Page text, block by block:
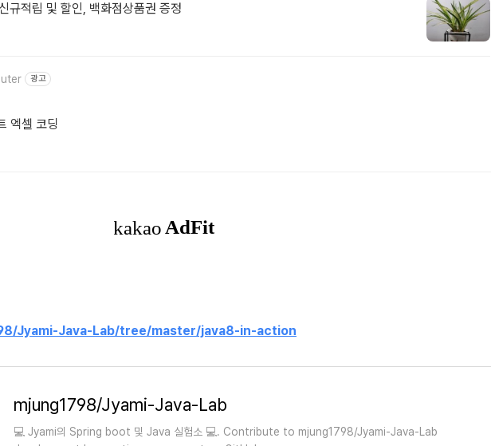
규적립 및 할인, 백화점상품권 증정
광고
엑셀 코딩
Jyami-Java-Lab/tree/master/java8-in-action
mjung1798/Jyami-Java-Lab
💻 Jyami의 Spring boot 및 Java 실험소 💻. Contribute to mjung1798/Jyami-Java-Lab